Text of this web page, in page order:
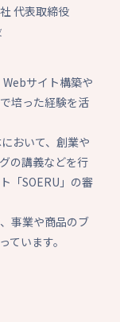
代表取締役
サイト構築や
培った経験を活
おいて、創業や
の講義などを行
「SOERU」の審
事業や商品のブ
います。